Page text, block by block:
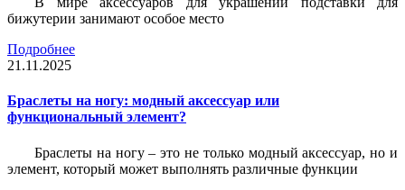
бижутерии занимают особое место
Подробнее
21.11.2025
Браслеты на ногу: модный аксессуар или
функциональный элемент?
Браслеты на ногу – это не только модный аксессуар, но и
элемент, который может выполнять различные функции